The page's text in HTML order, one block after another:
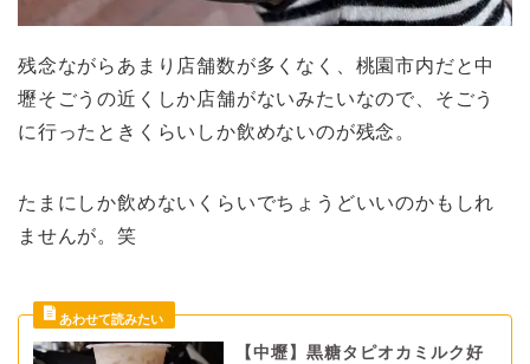
残念ながらあまり店舗数が多くなく、桃園市内だと中
壢そごうの近くしか店舗がないみたいなので、そごう
に行ったときくらいしか飲めないのが残念。
たまにしか飲めないくらいでちょうどいいのかもしれ
ませんが。笑
【中壢】黒糖タピオカミルク好